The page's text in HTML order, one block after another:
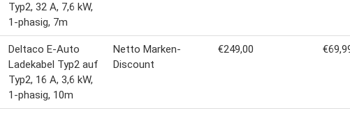
Typ2, 32 A, 7,6 kW,
1-phasig, 7m
Deltaco E-Auto
Ladekabel Typ2 auf
Typ2, 16 A, 3,6 kW,
1-phasig, 10m
Netto Marken-
Discount
€249,00